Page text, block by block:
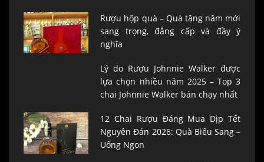
Rượu hộp quà – Quà tặng năm mới
sang trọng, đẳng cấp và đầy ý
nghĩa
Lý do Rượu Johnnie Walker được
lựa chọn nhiều năm 2025 – Top 3
chai Johnnie Walker bán chạy nhất
12 Chai Rượu Đáng Mua Dịp Tết
Nguyên Đán 2026: Quà Biếu Sang –
Uống Ngon